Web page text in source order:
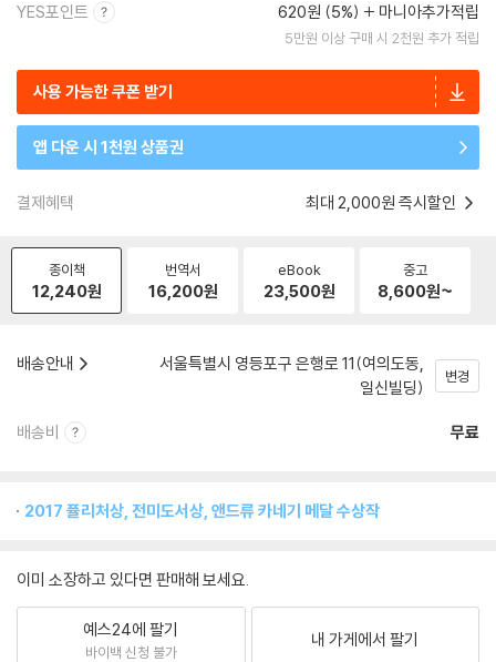
YES포인트 620원 (5%) 마니아추가적립
5만원 이상 구매 시 2천원 추가 적립
사용 가능한 쿠폰 받기
앱 다운 시 1천원 상품권
결제혜택 최대 2,000원 즉시할인
종이책
12,240원
번역서
16,200원
eBook
23,500원
중고
8,600원~
배송안내
서울특별시 영등포구 은행로 11(여의도동,
일신빌딩)
변경
배송비 무료
2017 퓰리처상, 전미도서상, 앤드류 카네기 메달 수상작
이미 소장하고 있다면 판매해 보세요.
예스24에 팔기
바이백 신청 불가
내 가게에서 팔기